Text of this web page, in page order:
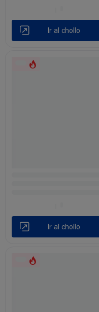
Ir al chollo
Ir al chollo